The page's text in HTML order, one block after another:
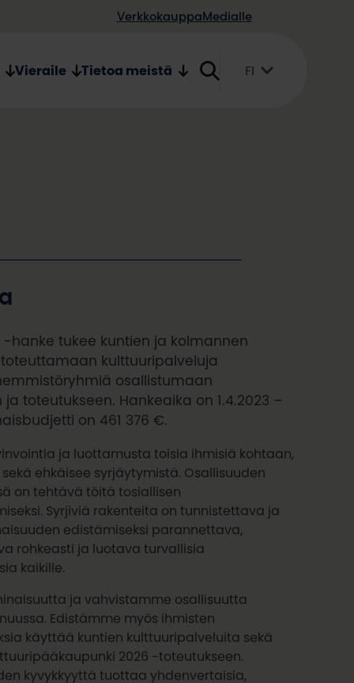
Verkkokauppa Medialle
Vieraile Tietoa meistä FI
-hanke tukee kuntien ja kolmannen
kulttuuripalveluja
osallistumaan
toteutukseen. Hankeaika on 1.4.2023 –
on 461 376 €.
ja luottamusta toisia ihmisiä kohtaan,
ehkäisee syrjäytymistä. Osallisuuden
on tehtävä töitä tosiallisen
Syrjiviä rakenteita on tunnistettava ja
edistämiseksi parannettava,
rohkeasti ja luotava turvallisia
kaikille.
ja vahvistamme osallisuutta
Edistämme myös ihmisten
käyttää kuntien kulttuuripalveluita sekä
2026 -toteutukseen.
kyvykkyyttä tuottaa yhdenvertaisia,